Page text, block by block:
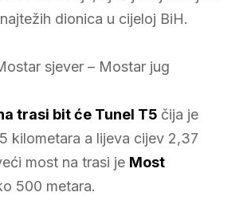
dionica u cijeloj BiH.
sjever – Mostar jug
trasi bit će Tunel T5 čija je
kilometara a lijeva cijev 2,37
most na trasi je Most
500 metara.